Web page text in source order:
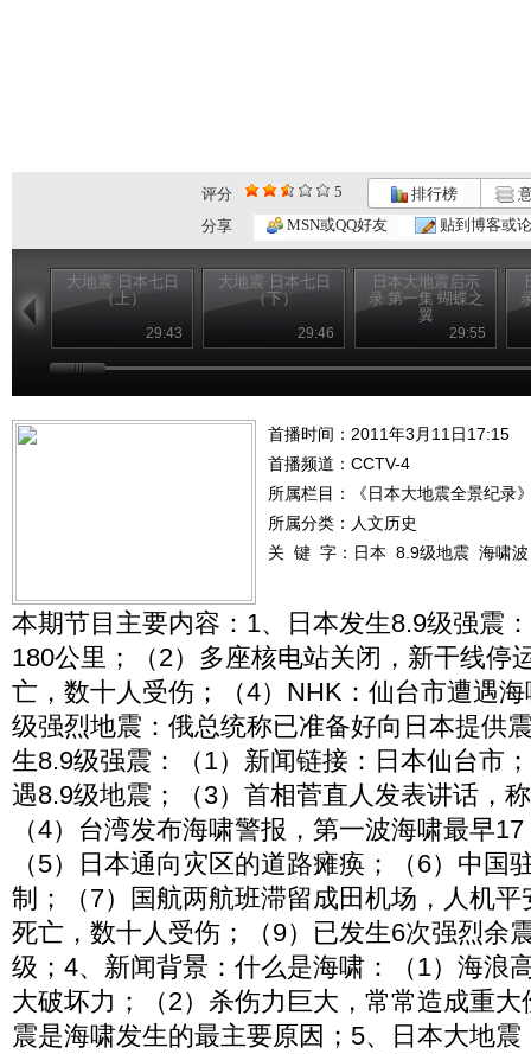
评分 5 排行榜
分享
MSN或QQ好友 贴到博客或
大地震·日本七日
（上）
29:43
大地震·日本七日
（下）
29:46
日本大地震启示
录 第一集 蝴蝶之
翼
29:55
首播时间：2011年3月11日17:15
首播频道： CCTV-4
所属栏目：
《日本大地震全景纪录
所属分类：人文历史
关 键 字： 日本 8.9级地震 海啸波
本期节目主要内容：1、日本发生8.9级强震
180公里；（2）多座核电站关闭，新干线停
亡，数十人受伤；（4）NHK：仙台市遭遇
级强烈地震：俄总统称已准备好向日本提供
生8.9级强震：（1）新闻链接：日本仙台市
遇8.9级地震；（3）首相菅直人发表讲话，
（4）台湾发布海啸警报，第一波海啸最早
（5）日本通向灾区的道路瘫痪；（6）中国
制；（7）国航两航班滞留成田机场，人机
死亡，数十人受伤；（9）已发生6次强烈余
级；4、新闻背景：什么是海啸：（1）海浪
大破坏力；（2）杀伤力巨大，常常造成重
震是海啸发生的最主要原因；5、日本大地